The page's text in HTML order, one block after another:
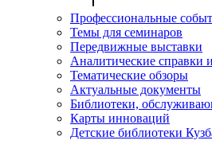
Профессиональные
Темы для семинаров
Передвижные выставки
Аналитические справки
Тематические обзоры
Актуальные документы
Библиотеки,
Карты инноваций
Детские библиотеки